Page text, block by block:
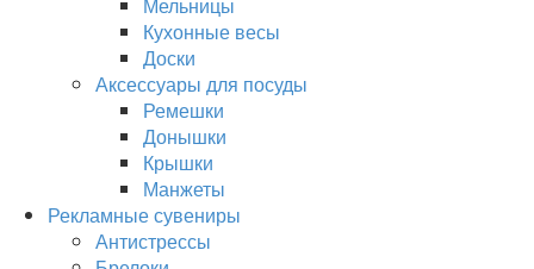
Кухонные весы
Доски
Аксессуары для посуды
Ремешки
Донышки
Крышки
Манжеты
Рекламные сувениры
Антистрессы